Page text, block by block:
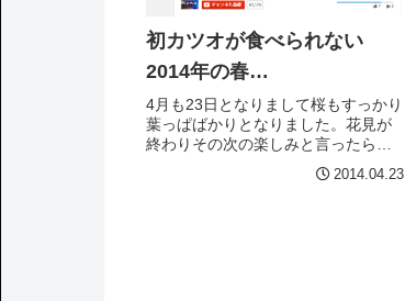
初カツオが食べられない
2014年の春…
4月も23日となりまして桜もすっかり
葉っぱばかりとなりました。花見が
終わりその次の楽しみと言ったら、
そりゃ『カツオ』でしょ！なんだけ
ど、どなたかもう初カツオはお食べ
2014.04.23